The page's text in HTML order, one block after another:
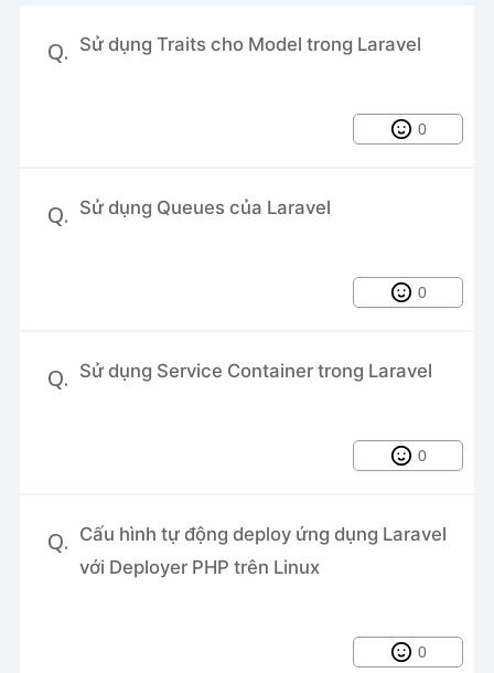
gắt kết nối SSH vào
dùng trong Linux
Q. Sử dụng Traits cho Model trong Laravel
0
Q. Sử dụng Queues của Laravel
0
Q. Sử dụng Service Container trong Laravel
0
Q. Cấu hình tự động deploy ứng dụng Laravel
với Deployer PHP trên Linux
0